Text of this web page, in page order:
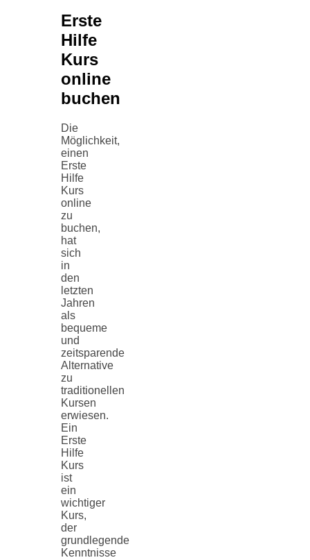
Erste
Hilfe
Kurs
online
buchen
Die
Möglichkeit,
einen
Erste
Hilfe
Kurs
online
zu
buchen,
hat
sich
in
den
letzten
Jahren
als
bequeme
und
zeitsparende
Alternative
zu
traditionellen
Kursen
erwiesen.
Ein
Erste
Hilfe
Kurs
ist
ein
wichtiger
Kurs,
der
grundlegende
Kenntnisse